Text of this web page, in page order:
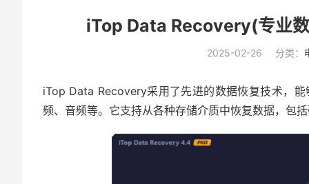
iTop Data Recovery(专业
2025-02-26 分类：
iTop Data Recovery采用了先进的数据恢复技术，
频、音频等。它支持从各种存储介质中恢复数据，包